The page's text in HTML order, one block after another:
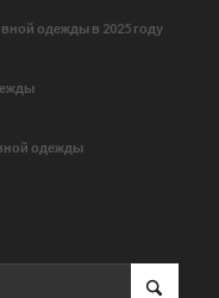
одежды в 2025 году
одежды